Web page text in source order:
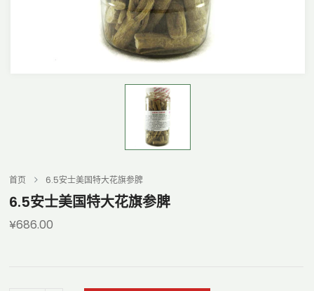
首页 6.5安士美国特大花旗参脾
6.5安士美国特大花旗参脾
¥686.00